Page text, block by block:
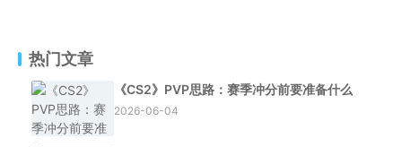
热门文章
《CS2》PVP思路：赛季冲分前要准备什么
2026-06-04